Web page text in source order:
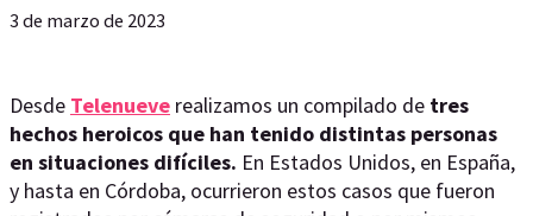
3 de marzo de 2023
Desde Telenueve realizamos un compilado de tres
hechos heroicos que han tenido distintas personas
en situaciones difíciles. En Estados Unidos, en España,
y hasta en Córdoba, ocurrieron estos casos que fueron